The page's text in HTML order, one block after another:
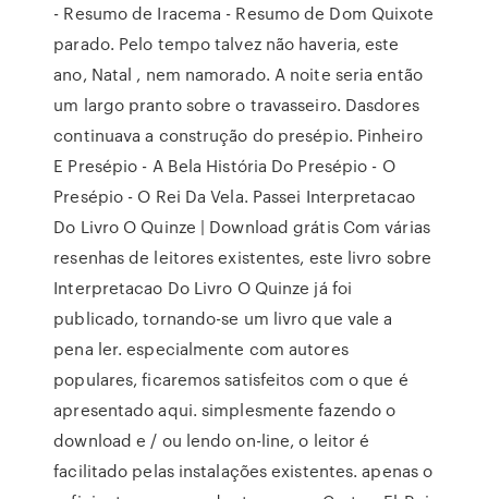
- Resumo de Iracema - Resumo de Dom Quixote
parado. Pelo tempo talvez não haveria, este
ano, Natal , nem namorado. A noite seria então
um largo pranto sobre o travasseiro. Dasdores
continuava a construção do presépio. Pinheiro
E Presépio - A Bela História Do Presépio - O
Presépio - O Rei Da Vela. Passei Interpretacao
Do Livro O Quinze | Download grátis Com várias
resenhas de leitores existentes, este livro sobre
Interpretacao Do Livro O Quinze já foi
publicado, tornando-se um livro que vale a
pena ler. especialmente com autores
populares, ficaremos satisfeitos com o que é
apresentado aqui. simplesmente fazendo o
download e / ou lendo on-line, o leitor é
facilitado pelas instalações existentes. apenas o